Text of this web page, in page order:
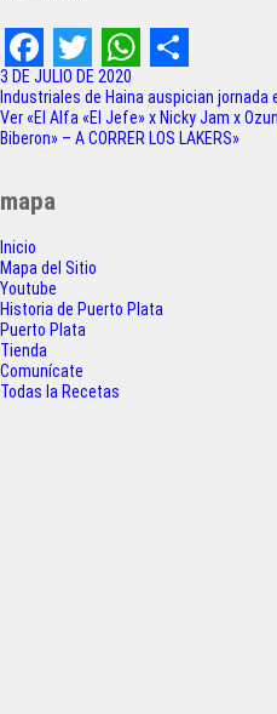
F
a
e
b
o
o
k
T
w
t
e
r
W
h
p
S
h
3 DE JULIO DE 2020
Navegación
de
Industriales de Haina auspician jornada
Ver «El Alfa «El Jefe» x Nicky Jam x
Biberon» – A CORRER LOS LAKERS»
mapa
Inicio
Mapa del Sitio
Youtube
Historia de Puerto Plata
Puerto Plata
Tienda
Comunícate
Todas la Recetas